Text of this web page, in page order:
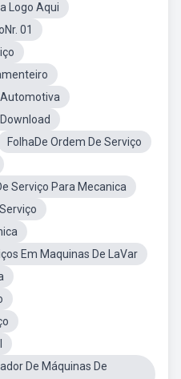
Logo Aqui
01
FolhaDe Ordem De Serviço
Serviço Para Mecanica
Em Maquinas De LaVar
De Máquinas De